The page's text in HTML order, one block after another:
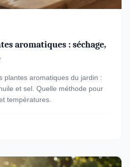
aromatiques : séchage,
plantes aromatiques du jardin :
et sel. Quelle méthode pour
températures.